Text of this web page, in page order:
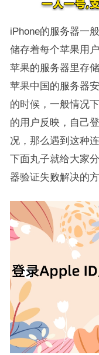
iPhone的服务器一
储存着每个苹果用
苹果的服务器里存
苹果中国的服务器
的时候，一般情况
的用户反映，自己
况，那么遇到这种
下面丸子就给大家
器验证失败解决的方